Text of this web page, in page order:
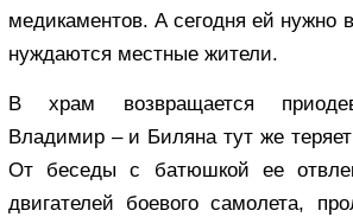
медикаментов. А сегодня ей нужно
нуждаются местные жители.
В храм возвращается
Владимир – и Биляна тут же
От беседы с батюшкой ее
двигателей боевого самолета,